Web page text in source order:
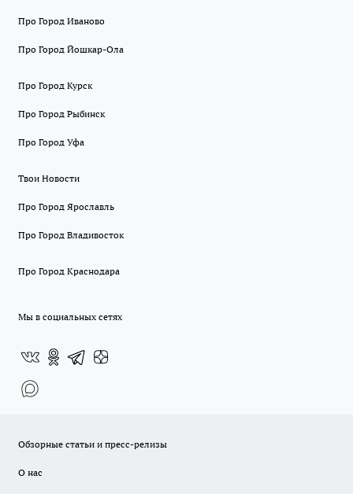
Про Город Иваново
Про Город Йошкар-Ола
Про Город Курск
Про Город Рыбинск
Про Город Уфа
Твои Новости
Про Город Ярославль
Про Город Владивосток
Про Город Краснодара
Мы в социальных сетях
Обзорные статьи и пресс-релизы
О нас